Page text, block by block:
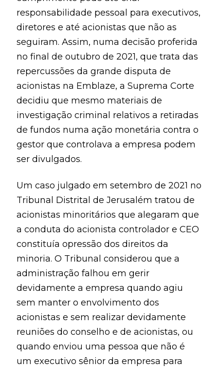
responsabilidade pessoal para executivos,
diretores e até acionistas que não as
seguiram. Assim, numa decisão proferida
no final de outubro de 2021, que trata das
repercussões da grande disputa de
acionistas na Emblaze, a Suprema Corte
decidiu que mesmo materiais de
investigação criminal relativos a retiradas
de fundos numa ação monetária contra o
gestor que controlava a empresa podem
ser divulgados.
Um caso julgado em setembro de 2021 no
Tribunal Distrital de Jerusalém tratou de
acionistas minoritários que alegaram que
a conduta do acionista controlador e CEO
constituía opressão dos direitos da
minoria. O Tribunal considerou que a
administração falhou em gerir
devidamente a empresa quando agiu
sem manter o envolvimento dos
acionistas e sem realizar devidamente
reuniões do conselho e de acionistas, ou
quando enviou uma pessoa que não é
um executivo sênior da empresa para